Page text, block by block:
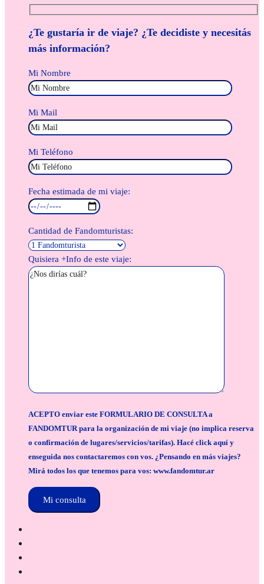
¿Te gustaría ir de viaje? ¿Te decidiste y necesitás
más información?
Mi Nombre
Mi Mail
Mi Teléfono
Fecha estimada de mi viaje:
Cantidad de Fandomturistas:
Quisiera +Info de este viaje:
ACEPTO enviar este FORMULARIO DE CONSULTA a
FANDOMTUR para la organización de mi viaje (no implica reserva
o confirmación de lugares/servicios/tarifas). Hacé click aquí y
enseguida nos contactaremos con vos. ¿Pensando en más viajes?
Mirá todos los que tenemos para vos: www.fandomtur.ar